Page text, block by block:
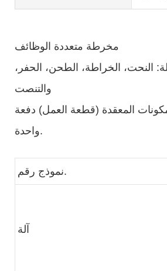
مخرطة متعددة الوظائف
النحت، الخراطة، الطحن، الحفر،
المعقدة (قطعة العمل) دفعة
واحدة.
نموذج رقم.
آلة